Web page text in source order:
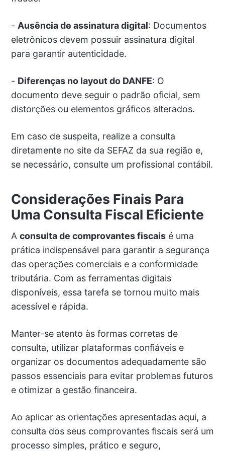
- Ausência de assinatura digital: Documentos
eletrônicos devem possuir assinatura digital
para garantir autenticidade.
- Diferenças no layout do DANFE: O
documento deve seguir o padrão oficial, sem
distorções ou elementos gráficos alterados.
Em caso de suspeita, realize a consulta
diretamente no site da SEFAZ da sua região e,
se necessário, consulte um profissional contábil.
Considerações Finais Para
Uma Consulta Fiscal Eficiente
A consulta de comprovantes fiscaisé uma
prática indispensável para garantir a segurança
das operações comerciais e a conformidade
tributária. Com as ferramentas digitais
disponíveis, essa tarefa se tornou muito mais
acessível e rápida.
Manter-se atento às formas corretas de
consulta, utilizar plataformas confiáveis e
organizar os documentos adequadamente são
passos essenciais para evitar problemas futuros
e otimizar a gestão financeira.
Ao aplicar as orientações apresentadas aqui, a
consulta dos seus comprovantes fiscais será um
processo simples, prático e seguro,